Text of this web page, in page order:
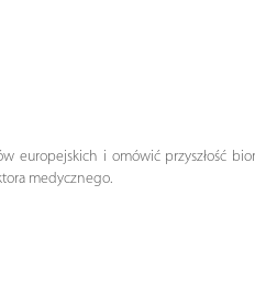
europejskich i omówić przyszłość
medycznego.